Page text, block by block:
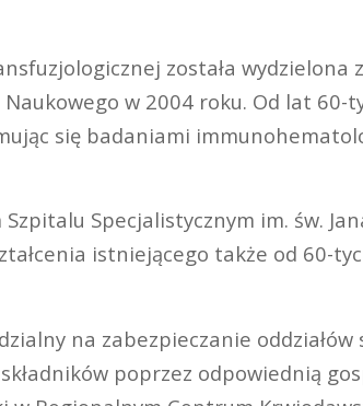
została wydzielona
w 2004 roku. Od lat 60-
się badaniami
Specjalistycznym im. św.
istniejącego także od 60-
na zabezpieczanie
poprzez odpowiednią